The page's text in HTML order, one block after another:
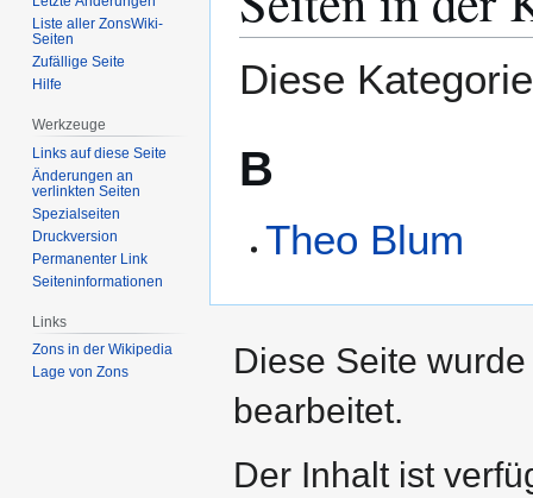
Navigation
Suche
Diese
B
Theo Blum
Liste aller ZonsWiki-
Seiten
Zufällige Seite
Hilfe
Werkzeuge
Links auf diese Seite
Änderungen an
verlinkten Seiten
Spezialseiten
Druckversion
Permanenter Link
Seiten­­informationen
Links
Zons in der Wikipedia
Lage von Zons
Diese Seite
bearbeitet.
Der Inhalt ist